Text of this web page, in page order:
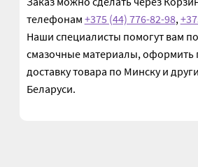
телефонам +375 (44) 776-82-98,
Наши специалисты помогут вам
смазочные материалы, оформить
доставку товара по Минску и
Беларуси.